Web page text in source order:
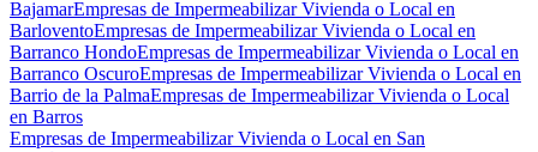
BajamarEmpresas de Impermeabilizar Vivienda o Local en
BarloventoEmpresas de Impermeabilizar Vivienda o Local en
Barranco HondoEmpresas de Impermeabilizar Vivienda o Local en
Barranco OscuroEmpresas de Impermeabilizar Vivienda o Local en
Barrio de la PalmaEmpresas de Impermeabilizar Vivienda o Local
en Barros
Empresas de Impermeabilizar Vivienda o Local en San